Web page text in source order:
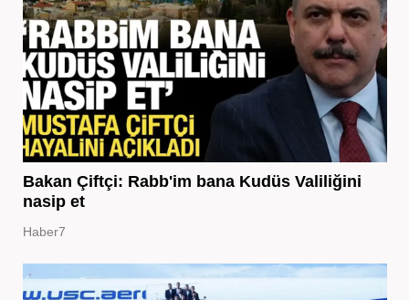
Bakan Çiftçi: Rabb'im bana Kudüs Valiliğini
nasip et
Haber7